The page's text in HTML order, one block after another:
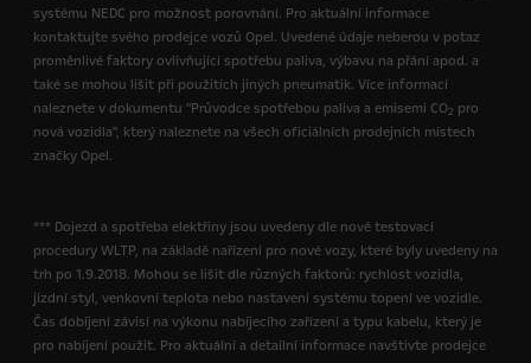
systému NEDC pro možnost porovnání. Pro aktuální informace
kontaktujte svého prodejce vozů Opel. Uvedené údaje neberou v potaz
proměnlivé faktory ovlivňující spotřebu paliva, výbavu na přání apod. a
také se mohou lišit při použitích jiných pneumatik. Více informací
naleznete v dokumentu "Průvodce spotřebou paliva a emisemi CO2 pro
nová vozidla", který naleznete na všech oficiálních prodejních místech
značky Opel.
*** Dojezd a spotřeba elektřiny jsou uvedeny dle nové testovací
procedury WLTP, na základě nařízení pro nové vozy, které byly uvedeny na
trh po 1.9.2018. Mohou se lišit dle různých faktorů: rychlost vozidla,
jízdní styl, venkovní teplota nebo nastavení systému topení ve vozidle.
Čas dobíjení závisí na výkonu nabíjecího zařízení a typu kabelu, který je
pro nabíjení použit. Pro aktuální a detailní informace navštivte prodejce